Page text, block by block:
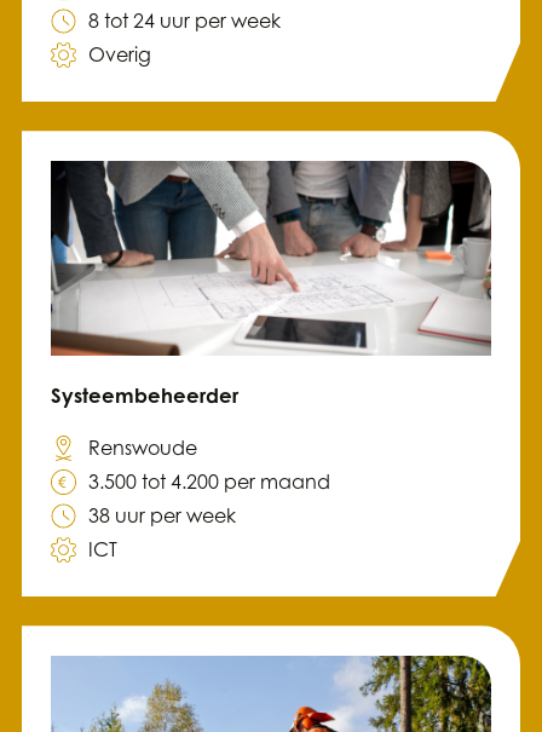
8 tot 24 uur per week
Overig
Systeembeheerder
Renswoude
3.500 tot 4.200 per maand
38 uur per week
ICT